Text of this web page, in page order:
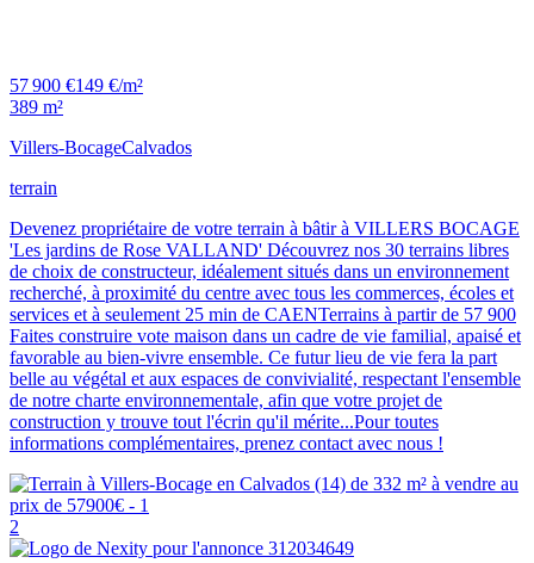
57 900 €149 €/m²
389 m²
Villers-BocageCalvados
terrain
Devenez propriétaire de votre terrain à bâtir à VILLERS BOCAGE
'Les jardins de Rose VALLAND' Découvrez nos 30 terrains libres
de choix de constructeur, idéalement situés dans un environnement
recherché, à proximité du centre avec tous les commerces, écoles et
services et à seulement 25 min de CAENTerrains à partir de 57 900
Faites construire vote maison dans un cadre de vie familial, apaisé et
favorable au bien-vivre ensemble. Ce futur lieu de vie fera la part
belle au végétal et aux espaces de convivialité, respectant l'ensemble
de notre charte environnementale, afin que votre projet de
construction y trouve tout l'écrin qu'il mérite...Pour toutes
informations complémentaires, prenez contact avec nous !
2